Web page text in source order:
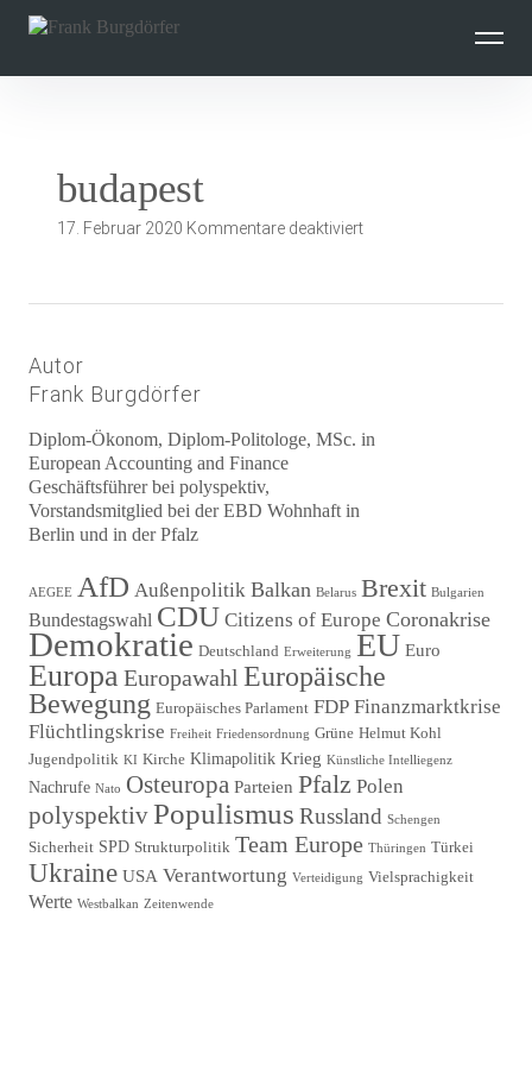
überspringen
budapest
17. Februar 2020 Kommentare deaktiviertfür
Autor
Frank Burgdörfer
Diplom-Ökonom, Diplom-Politologe, MSc. in
European Accounting and Finance
Geschäftsführer bei polyspektiv,
Vorstandsmitglied bei der EBD Wohnhaft in
Berlin und in der Pfalz
AEGEE AfD Außenpolitik Balkan Belarus Brexit Bulgarien
Bundestagswahl CDU Citizens of Europe Coronakrise
Demokratie Deutschland Erweiterung EU Euro
Europa Europawahl Europäische
Bewegung Europäisches Parlament FDP Finanzmarktkrise
Flüchtlingskrise Freiheit Friedensordnung Grüne Helmut Kohl
Jugendpolitik KI Kirche Klimapolitik Krieg Künstliche Intelliegenz
Nachrufe Nato Osteuropa Parteien Pfalz Polen
polyspektivPopulismus Russland Schengen
Sicherheit SPD Strukturpolitik Team Europe Thüringen Türkei
Ukraine USA Verantwortung Verteidigung Vielsprachigkeit
Werte Westbalkan Zeitenwende